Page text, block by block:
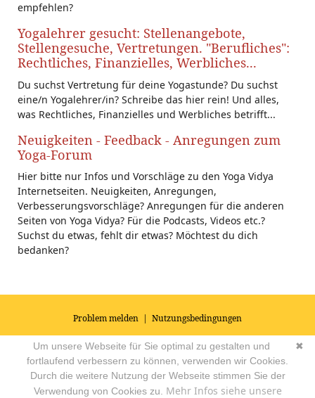
empfehlen?
Yogalehrer gesucht: Stellenangebote,
Stellengesuche, Vertretungen. "Berufliches":
Rechtliches, Finanzielles, Werbliches...
Du suchst Vertretung für deine Yogastunde? Du suchst
eine/n Yogalehrer/in? Schreibe das hier rein! Und alles,
was Rechtliches, Finanzielles und Werbliches betrifft...
Neuigkeiten - Feedback - Anregungen zum
Yoga-Forum
Hier bitte nur Infos und Vorschläge zu den Yoga Vidya
Internetseiten. Neuigkeiten, Anregungen,
Verbesserungsvorschläge? Anregungen für die anderen
Seiten von Yoga Vidya? Für die Podcasts, Videos etc.?
Suchst du etwas, fehlt dir etwas? Möchtest du dich
bedanken?
Problem melden | Nutzungsbedingungen
© 2026Impressum|Datenschutz|AGB's| Yoga Vidya Community -
Forum für Yoga, Meditation und Ayurveda Powered by
✖
Um unsere Webseite für Sie optimal zu gestalten und
fortlaufend verbessern zu können, verwenden wir Cookies.
Durch die weitere Nutzung der Webseite stimmen Sie der
Verwendung von Cookies zu. Mehr Infos siehe unsere